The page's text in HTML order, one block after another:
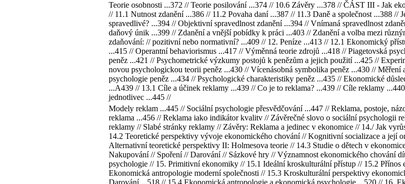
Teorie osobnosti ...372 // Teorie posilování ...374 // 10.6 Závěry ...378 // ČÁST III - Jak
// 11.1 Nutnost zdanění ...386 // 11.2 Povaha daní ...387 // 11.3 Daně a společnost ...388
spravedlivé? ...394 // Objektivní spravedlnost zdanění ...394 // Vnímaná spravedlnost
daňový únik ...399 // Zdanění a vnější pobídky k práci ...403 // Zdanění a volba mezi
zdaňování: // pozitivní nebo normativní? ...409 // 12. Peníze ...413 // 12.1 Ekonomický
...415 // Operantní behaviorismus ...417 // Výměnná teorie zdrojů ...418 // Piagetovská
peněz ...421 // Psychometrické výzkumy postojů k penězům a jejich použití ...425 //
novou psychologickou teorii peněz ...430 // Vícenásobná symbolika peněz ...430 //
psychologie peněz ...434 // Psychologické charakteristiky peněz ...435 // Ekonomické
...A439 // 13.1 Cíle a účinek reklamy ...439 // Co je to reklama? ...439 // Cíle reklamy
jednotlivec ...445 //
Modely reklam ...445 // Sociální psychologie přesvědčování ...447 // Reklama, postoje,
reklama ...456 // Reklama iako indikátor kvalitv // Závěrečné slovo o sociální psychologii
reklamy // Slabé stránky reklamy // Závěry: Reklama a jedinec v ekonomice // 14./ Jak
14.2 Teoretické perspektivy vývoje ekonomického chování // Kognitivní socializace a její
Alternativní teoretické perspektivy II: Holmesova teorie // 14.3 Studie o dětech v
Nakupování // Spoření // Darování // Sázkové hry // Významnost ekonomického chování
psychologie // 15. Primitivní ekonomiky // 15.1 Ideální kroskulturální přístup // 15.2
Ekonomická antropologie moderní společnosti // 15.3 Kroskulturální perspektivy
Darování ...518 // 15.4 Ekonomická antropologie a ekonomická psychologie ...520 // 16.